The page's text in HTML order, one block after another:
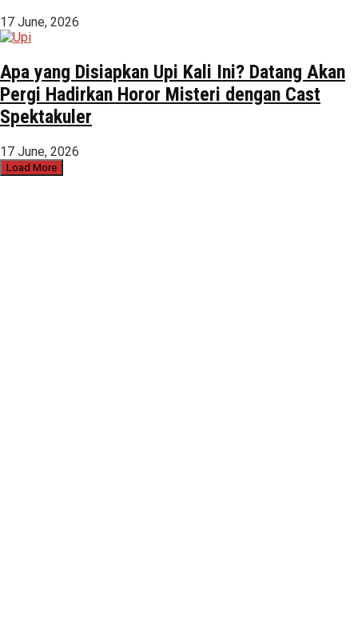
17 June, 2026
Apa yang Disiapkan Upi Kali Ini? Datang Akan
Pergi Hadirkan Horor Misteri dengan Cast
Spektakuler
17 June, 2026
Load More